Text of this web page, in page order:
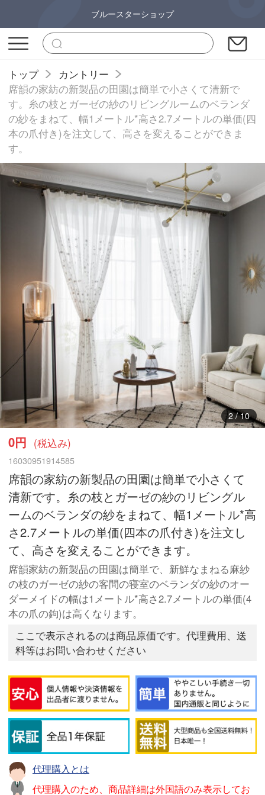
ブルースターショップ
トップ
カントリー
席韻の家紡の新製品の田園は簡単で小さくて清新で
す。糸の枝とガーゼの紗のリビングルームのベランダ
の紗をまねて、幅1メートル*高さ2.7メートルの単価(四
本の爪付き)を注文して、高さを変えることができま
す。
3/10
0円 (税込み)
16030951914585
席韻の家紡の新製品の田園は簡単で小さくて
清新です。糸の枝とガーゼの紗のリビングル
ームのベランダの紗をまねて、幅1メートル*高
さ2.7メートルの単価(四本の爪付き)を注文し
て、高さを変えることができます。
席韻家紡の新製品の田園は簡単で、新鮮なまねる麻紗
の枝のガーゼの紗の客間の寝室のベランダの紗のオー
ダーメイドの幅は1メートル*高さ2.7メートルの単価(4
本の爪の鉤)は高くなります。
ここで表示されるのは商品原価です。代理費用、送
料等はお問い合わせください
代理購入とは
代理購入のため、商品詳細は外国語のみ表示してお